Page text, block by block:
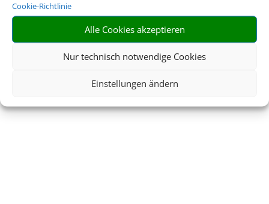
Cookie-Richtlinie
Alle Cookies akzeptieren
Nur technisch notwendige Cookies
Einstellungen ändern
ab 1.009 € p.P.